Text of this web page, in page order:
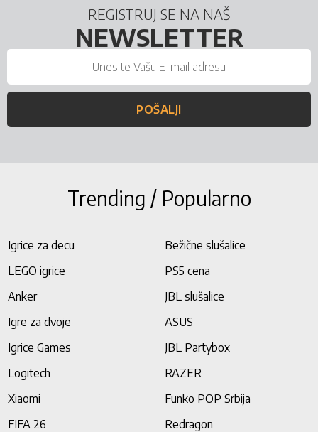
REGISTRUJ SE NA NAŠ
NEWSLETTER
POŠALJI
Trending / Popularno
Igrice za decu
Bežične slušalice
LEGO igrice
PS5 cena
Anker
JBL slušalice
Igre za dvoje
ASUS
Igrice Games
JBL Partybox
Logitech
RAZER
Xiaomi
Funko POP Srbija
FIFA 26
Redragon